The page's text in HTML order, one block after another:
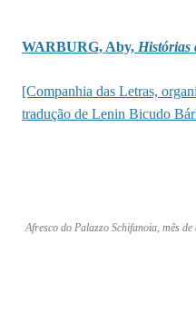
WARBURG, Aby, Histórias
[Companhia das Letras,
tradução de Lenin Bicudo
Afresco do Palazzo Schifanoia, mês de